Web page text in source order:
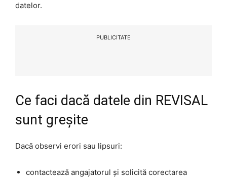
datelor.
PUBLICITATE
Ce faci dacă datele din REVISAL
sunt greșite
Dacă observi erori sau lipsuri:
contactează angajatorul și solicită corectarea